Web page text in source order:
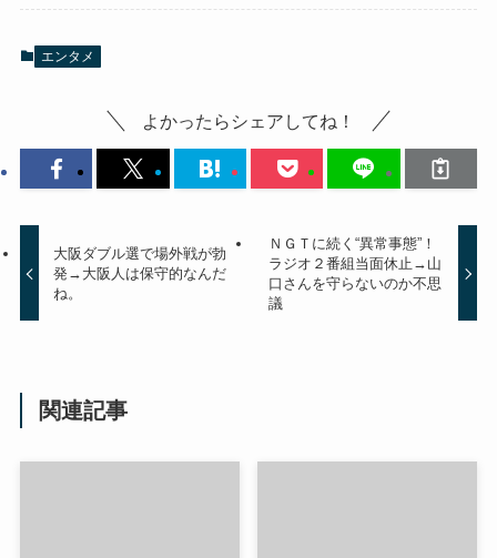
エンタメ
よかったらシェアしてね！
大阪ダブル選で場外戦が勃
発→大阪人は保守的なんだ
ね。
ＮＧＴに続く“異常事態”！
ラジオ２番組当面休止→山
口さんを守らないのか不思
議
関連記事